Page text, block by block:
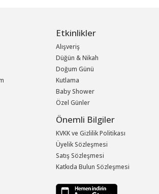
Etkinlikler
Alışveriş
Düğün & Nikah
Doğum Günü
Kutlama
Baby Shower
Özel Günler
Önemli Bilgiler
KVKK ve Gizlilik Politikası
Üyelik Sözleşmesi
Satış Sözleşmesi
Katkıda Bulun Sözleşmesi